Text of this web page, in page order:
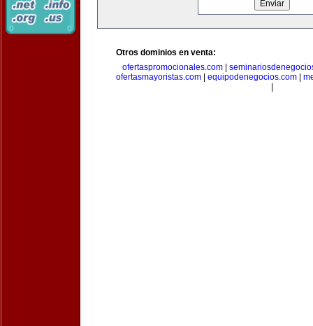
Otros dominios en venta:
ofertaspromocionales.com
ofertasmayoristas.com
equipodenegocios.com